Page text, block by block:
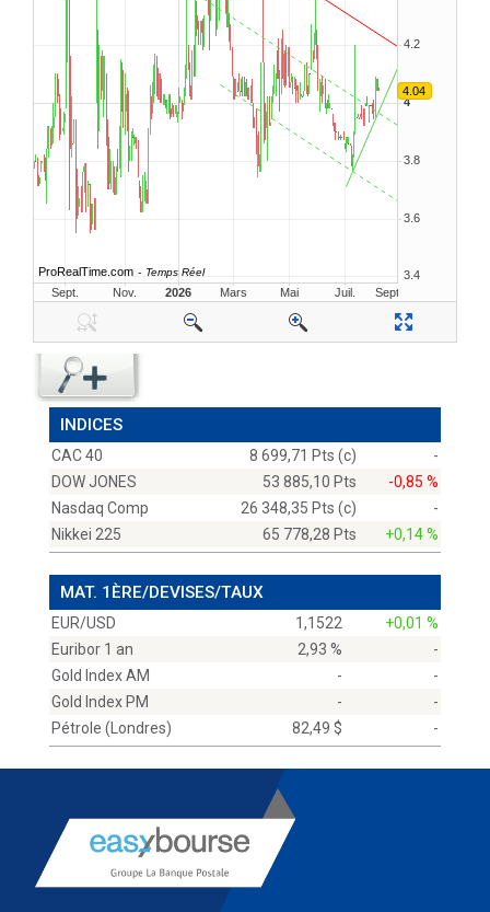
INDICES
CAC 40 8 699,71 Pts (c)
-
DOW JONES
53 885,10 Pts
-0,85 %
Nasdaq Comp
26 348,35 Pts (c)
-
Nikkei 225
65 778,28 Pts +0,14 %
MAT. 1ÈRE/DEVISES/TAUX
EUR/USD 1,1522
+0,01 %
Euribor 1 an
2,93 %
-
Gold Index AM
-
-
Gold Index PM
-
-
Pétrole (Londres)
82,49 $ -